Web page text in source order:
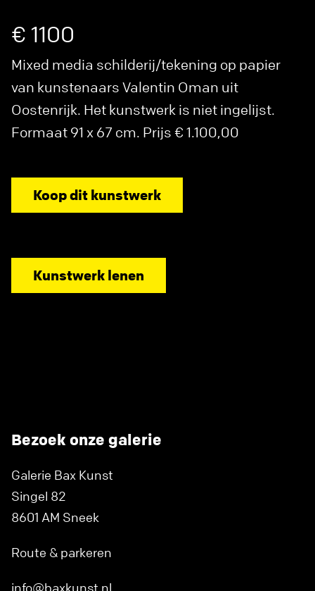
€ 1100
Mixed media schilderij/tekening op papier
van kunstenaars Valentin Oman uit
Oostenrijk. Het kunstwerk is niet ingelijst.
Formaat 91 x 67 cm. Prijs € 1.100,00
Koop dit kunstwerk
Kunstwerk lenen
Bezoek onze galerie
Galerie Bax Kunst
Singel 82
8601 AM Sneek
Route & parkeren
info@baxkunst.nl